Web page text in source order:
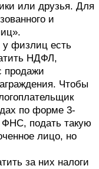
или друзья. Для
и
у физлиц есть
НДФЛ,
продажи
Чтобы
по форме 3-
подать такую
лицо, но
за них налоги